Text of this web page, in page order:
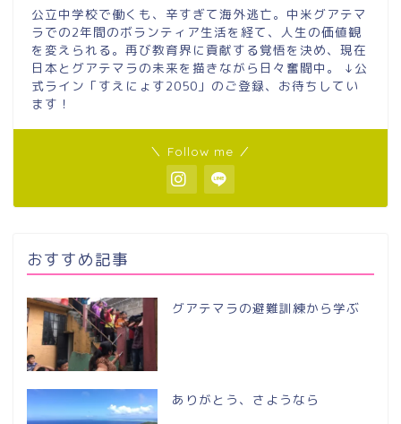
公立中学校で働くも、辛すぎて海外逃亡。中米グアテマ
ラでの2年間のボランティア生活を経て、人生の価値観
を変えられる。再び教育界に貢献する覚悟を決め、現在
日本とグアテマラの未来を描きながら日々奮闘中。 ↓公
式ライン「すえにょす2050」のご登録、お待ちしてい
ます！
＼ Follow me ／
おすすめ記事
グアテマラの避難訓練から学ぶ
ありがとう、さようなら